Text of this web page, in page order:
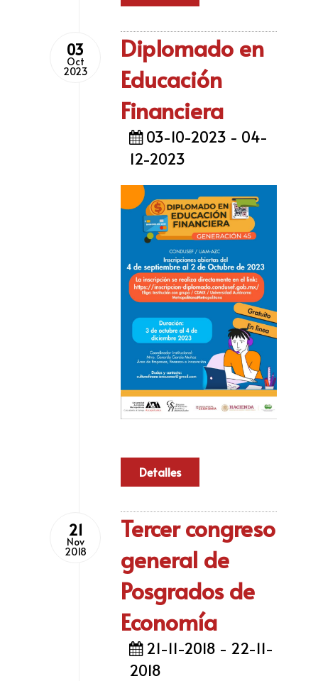
03
Oct
2023
Diplomado en
Educación
Financiera
03-10-2023 - 04-
12-2023
Detalles
21
Nov
2018
Tercer congreso
general de
Posgrados de
Economía
21-11-2018 - 22-11-
2018